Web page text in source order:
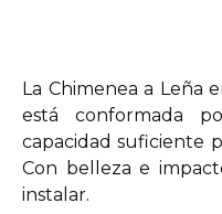
La Chimenea a Leña
está conformada
capacidad suficiente
Con belleza e
instalar.